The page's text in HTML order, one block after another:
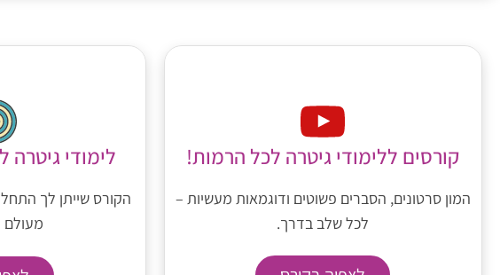
קורסים ללימודי גיטרה לכל הרמות!
המון סרטונים, הסברים פשוטים ודוגמאות מעשיות –
לכל שלב בדרך.
לימודי
הקורס שייתן לך
מעולם